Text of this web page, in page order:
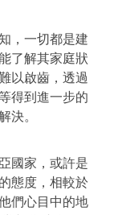
，一切都是建
了解其家庭狀
以啟齒，透過
得到進一步的
決。
國家，或許是
態度，相較於
們心目中的地